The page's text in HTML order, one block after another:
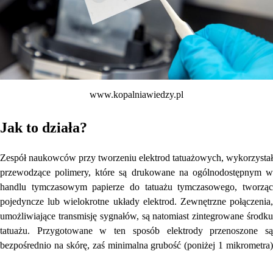
www.kopalniawiedzy.pl
Jak to działa?
Zespół naukowców przy tworzeniu elektrod tatuażowych, wykorzystał
przewodzące polimery, które są drukowane na ogólnodostępnym w
handlu tymczasowym papierze do tatuażu tymczasowego, tworząc
pojedyncze lub wielokrotne układy elektrod. Zewnętrzne połączenia,
umożliwiające transmisję sygnałów, są natomiast zintegrowane środku
tatuażu. Przygotowane w ten sposób elektrody przenoszone są
bezpośrednio na skórę, zaś minimalna grubość (poniżej 1 mikrometra)